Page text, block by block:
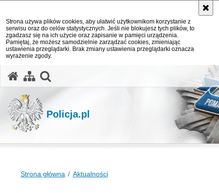
Strona używa plików cookies, aby ułatwić użytkownikom korzystanie z
serwisu oraz do celów statystycznych. Jeśli nie blokujesz tych plików, to
zgadzasz się na ich użycie oraz zapisanie w pamięci urządzenia.
Pamiętaj, że możesz samodzielnie zarządzać cookies, zmieniając
ustawienia przeglądarki. Brak zmiany ustawienia przeglądarki oznacza
wyrażenie zgody.
Policja.pl
Strona główna Aktualności